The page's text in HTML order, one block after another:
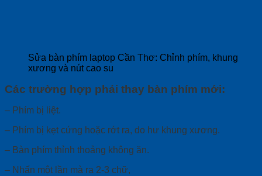
Sửa bàn phím laptop Cần Thơ: Chỉnh phím, khung
xương và nút cao su
Các trường hợp phải thay bàn phím mới:
– Phím bị liệt.
– Phím bị kẹt cứng hoặc rớt ra, do hư khung xương.
– Bàn phím thỉnh thoảng không ăn.
– Nhấn một lần mà ra 2-3 chữ,